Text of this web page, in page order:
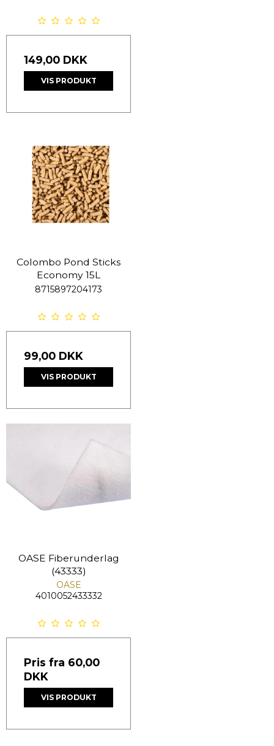
149,00 DKK
VIS PRODUKT
Colombo Pond Sticks
Economy 15L
8715897204173
99,00 DKK
VIS PRODUKT
OASE Fiberunderlag
(43333)
OASE
4010052433332
Pris fra 60,00
DKK
VIS PRODUKT